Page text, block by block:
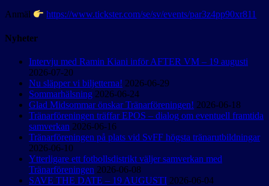
Anmäl https://www.tickster.com/se/sv/events/par3z4pp90xr811
Nyheter
Intervju med Ramin Kiani inför AFTER VM – 19 augusti
2026-07-20
Nu släpper vi biljetterna! 2026-06-29
Sommarhälsning 2026-06-24
Glad Midsommar önskar Tränarföreningen! 2026-06-18
Tränarföreningen träffar EPOS – dialog om eventuell framtida
samverkan 2026-06-16
Tränarföreningen på plats vid SvFF högsta tränarutbildningar
2026-06-10
Ytterligare ett fotbollsdistrikt väljer samverkan med
Tränarföreningen 2026-06-08
SAVE THE DATE – 19 AUGUSTI 2026-06-04